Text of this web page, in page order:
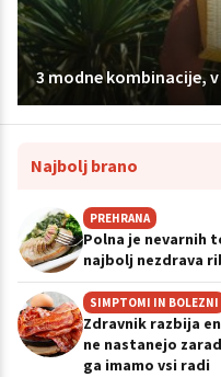
3 modne kombinacije,
Najbolj brano
PREHRANA
Polna je nevarnih
najbolj nezdrava
SIMPTOMI IN BOLEZNI
Zdravnik razbija
ne nastanejo
ga imamo vsi radi